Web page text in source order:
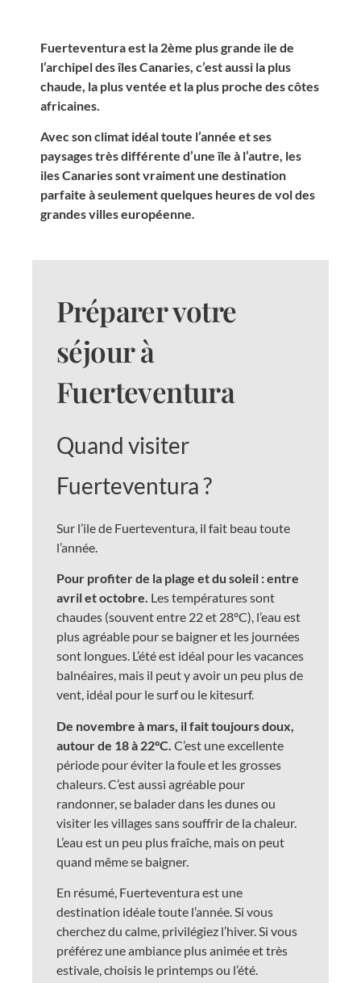
Fuerteventura est la 2ème plus grande ile de
l’archipel des îles Canaries, c’est aussi la plus
chaude, la plus ventée et la plus proche des côtes
africaines.
Avec son climat idéal toute l’année et ses
paysages très différente d’une île à l’autre, les
iles Canaries sont vraiment une destination
parfaite à seulement quelques heures de vol des
grandes villes européenne.
Préparer votre
séjour à
Fuerteventura
Quand visiter
Fuerteventura ?
Sur l’ile de Fuerteventura, il fait beau toute
l’année.
Pour profiter de la plage et du soleil : entre
avril et octobre. Les températures sont
chaudes (souvent entre 22 et 28°C), l’eau est
plus agréable pour se baigner et les journées
sont longues. L’été est idéal pour les vacances
balnéaires, mais il peut y avoir un peu plus de
vent, idéal pour le surf ou le kitesurf.
De novembre à mars, il fait toujours doux,
autour de 18 à 22°C. C’est une excellente
période pour éviter la foule et les grosses
chaleurs. C’est aussi agréable pour
randonner, se balader dans les dunes ou
visiter les villages sans souffrir de la chaleur.
L’eau est un peu plus fraîche, mais on peut
quand même se baigner.
En résumé, Fuerteventura est une
destination idéale toute l’année. Si vous
cherchez du calme, privilégiez l’hiver. Si vous
préférez une ambiance plus animée et très
estivale, choisis le printemps ou l’été.